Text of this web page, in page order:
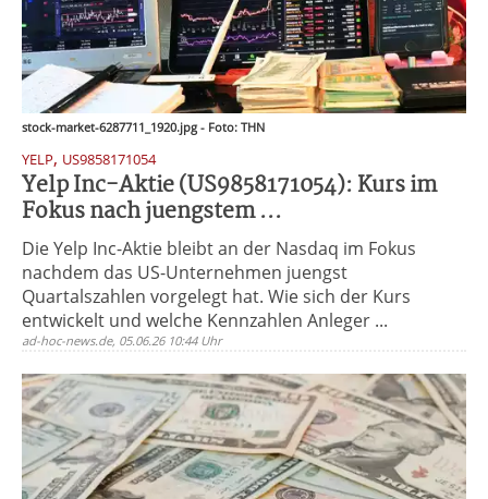
stock-market-6287711_1920.jpg - Foto: THN
YELP, US9858171054
Yelp Inc-Aktie (US9858171054): Kurs im
Fokus nach juengstem ...
Die Yelp Inc-Aktie bleibt an der Nasdaq im Fokus
nachdem das US-Unternehmen juengst
Quartalszahlen vorgelegt hat. Wie sich der Kurs
entwickelt und welche Kennzahlen Anleger ...
ad-hoc-news.de, 05.06.26 10:44 Uhr